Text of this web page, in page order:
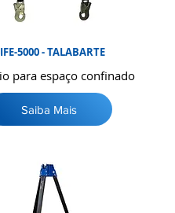
5000 - TALABARTE
para espaço confinado
Saiba Mais